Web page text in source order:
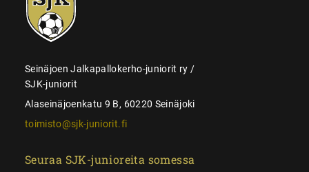
juniorit
Seinäjoen Jalkapallokerho-juniorit ry /
SJK-juniorit
Alaseinäjoenkatu 9 B, 60220 Seinäjoki
toimisto@sjk-juniorit.fi
Seuraa SJK-junioreita somessa